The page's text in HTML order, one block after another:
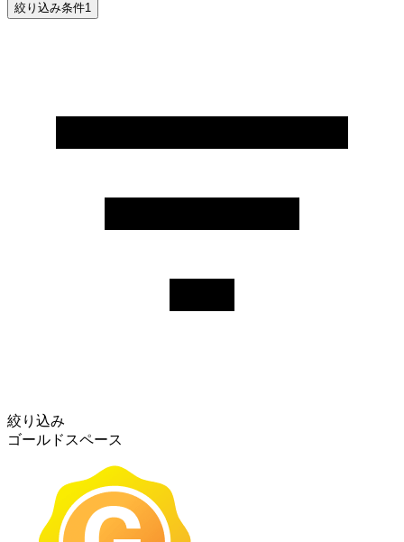
絞り込み条件1
絞り込み
ゴールドスペース